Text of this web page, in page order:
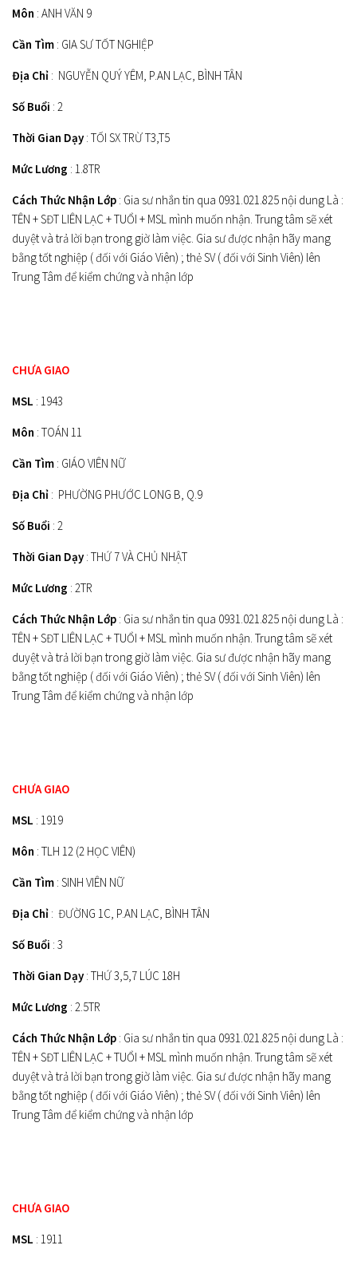
Môn : ANH VĂN 9
Cần Tìm : GIA SƯ TỐT NGHIỆP
Địa Chỉ : NGUYỄN QUÝ YÊM, P.AN LẠC, BÌNH TÂN
Số Buổi : 2
Thời Gian Dạy : TỐI SX TRỪ T3,T5
Mức Lương : 1.8TR
Cách Thức Nhận Lớp : Gia sư nhắn tin qua 0931.021.825 nội dung Là :
TÊN + SĐT LIÊN LẠC + TUỔI + MSL mình muốn nhận. Trung tâm sẽ xét
duyệt và trả lời bạn trong giờ làm việc. Gia sư được nhận hãy mang
bằng tốt nghiệp ( đối với Giáo Viên) ; thẻ SV ( đối với Sinh Viên) lên
Trung Tâm để kiểm chứng và nhận lớp
CHƯA GIAO
MSL : 1943
Môn : TOÁN 11
Cần Tìm : GIÁO VIÊN NỮ
Địa Chỉ : PHƯỜNG PHƯỚC LONG B, Q.9
Số Buổi : 2
Thời Gian Dạy : THỨ 7 VÀ CHỦ NHẬT
Mức Lương : 2TR
Cách Thức Nhận Lớp : Gia sư nhắn tin qua 0931.021.825 nội dung Là :
TÊN + SĐT LIÊN LẠC + TUỔI + MSL mình muốn nhận. Trung tâm sẽ xét
duyệt và trả lời bạn trong giờ làm việc. Gia sư được nhận hãy mang
bằng tốt nghiệp ( đối với Giáo Viên) ; thẻ SV ( đối với Sinh Viên) lên
Trung Tâm để kiểm chứng và nhận lớp
CHƯA GIAO
MSL : 1919
Môn : TLH 12 (2 HỌC VIÊN)
Cần Tìm : SINH VIÊN NỮ
Địa Chỉ : ĐƯỜNG 1C, P.AN LẠC, BÌNH TÂN
Số Buổi : 3
Thời Gian Dạy : THỨ 3,5,7 LÚC 18H
Mức Lương : 2.5TR
Cách Thức Nhận Lớp : Gia sư nhắn tin qua 0931.021.825 nội dung Là :
TÊN + SĐT LIÊN LẠC + TUỔI + MSL mình muốn nhận. Trung tâm sẽ xét
duyệt và trả lời bạn trong giờ làm việc. Gia sư được nhận hãy mang
bằng tốt nghiệp ( đối với Giáo Viên) ; thẻ SV ( đối với Sinh Viên) lên
Trung Tâm để kiểm chứng và nhận lớp
CHƯA GIAO
MSL : 1911